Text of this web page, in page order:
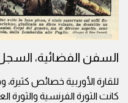
السفن الفضائية،
للقارة الأوربية خصائص كثيرة،
كانت الثورة الفرنسية والثورة